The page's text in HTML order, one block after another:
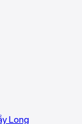
Long